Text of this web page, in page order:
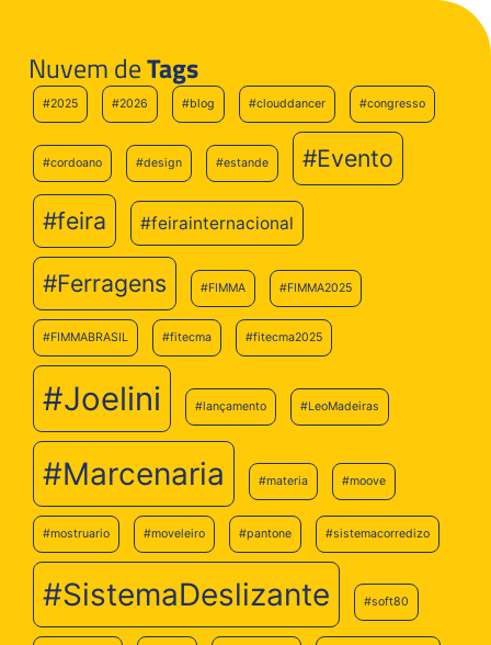
Nuvem deTags
#2025 #2026 #blog #clouddancer #congresso
#cordoano #design #estande #Evento
#feira #feirainternacional
#Ferragens #FIMMA #FIMMA2025
#FIMMABRASIL #fitecma #fitecma2025
#Joelini #lançamento #LeoMadeiras
#Marcenaria #materia #moove
#mostruario #moveleiro #pantone #sistemacorredizo
#SistemaDeslizante #soft80